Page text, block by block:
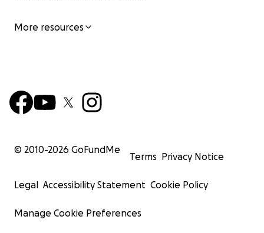
More resources
© 2010-2026 GoFundMe
Terms Privacy Notice
Legal Accessibility Statement Cookie Policy
Manage Cookie Preferences